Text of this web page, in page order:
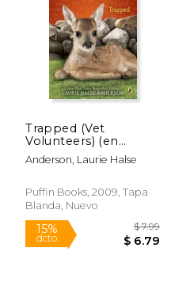
15%
dcto. $ 16.99
Rápido
Trapped (Vet
Volunteers) (en
Inglés)
Anderson, Laurie Halse
Puffin Books, 2009, Tapa
Blanda, Nuevo